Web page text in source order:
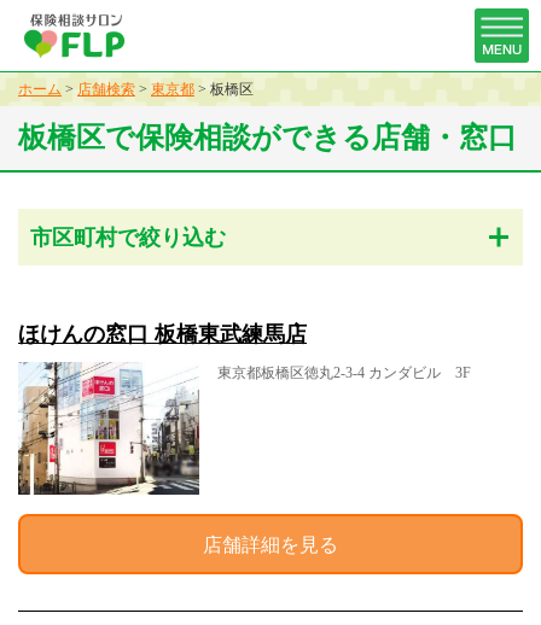
ホーム > 店舗検索 > 東京都 > 板橋区
板橋区で保険相談ができる店舗・窓口
市区町村で絞り込む
ほけんの窓口 板橋東武練馬店
東京都板橋区徳丸2-3-4 カンダビル 3F
店舗詳細を見る